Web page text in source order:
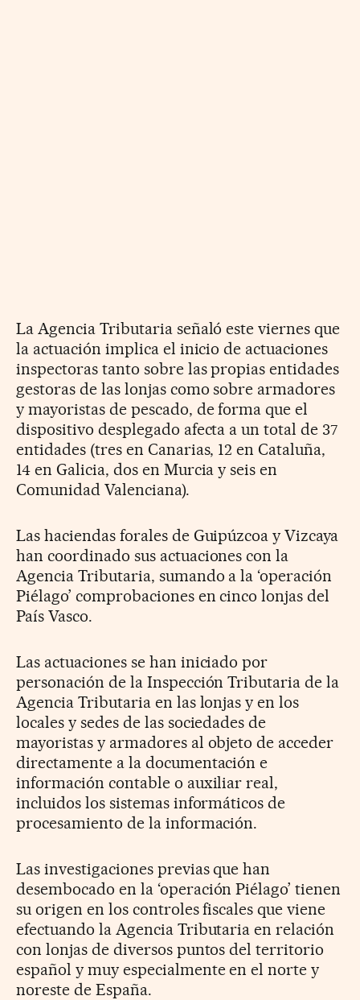
La Agencia Tributaria señaló este viernes que
la actuación implica el inicio de actuaciones
inspectoras tanto sobre las propias entidades
gestoras de las lonjas como sobre armadores
y mayoristas de pescado, de forma que el
dispositivo desplegado afecta a un total de 37
entidades (tres en Canarias, 12 en Cataluña,
14 en Galicia, dos en Murcia y seis en
Comunidad Valenciana).
Las haciendas forales de Guipúzcoa y Vizcaya
han coordinado sus actuaciones con la
Agencia Tributaria, sumando a la ‘operación
Piélago’ comprobaciones en cinco lonjas del
País Vasco.
Las actuaciones se han iniciado por
personación de la Inspección Tributaria de la
Agencia Tributaria en las lonjas y en los
locales y sedes de las sociedades de
mayoristas y armadores al objeto de acceder
directamente a la documentación e
información contable o auxiliar real,
incluidos los sistemas informáticos de
procesamiento de la información.
Las investigaciones previas que han
desembocado en la ‘operación Piélago’ tienen
su origen en los controles fiscales que viene
efectuando la Agencia Tributaria en relación
con lonjas de diversos puntos del territorio
español y muy especialmente en el norte y
noreste de España.